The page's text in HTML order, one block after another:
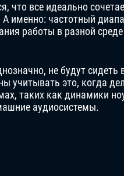
что все идеально
А именно: частотный
работы в разной
не будут
учитывать это, когда
таких как динамики
аудиосистемы.